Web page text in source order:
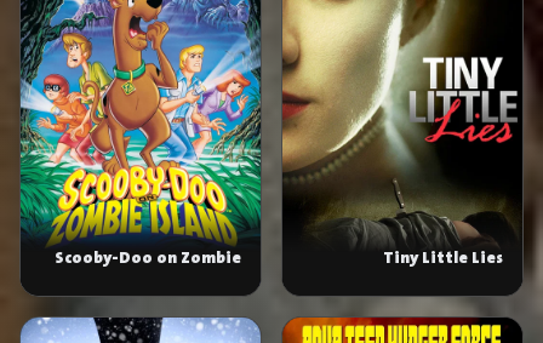
Tiny Little Lies
Scooby-Doo on Zombie